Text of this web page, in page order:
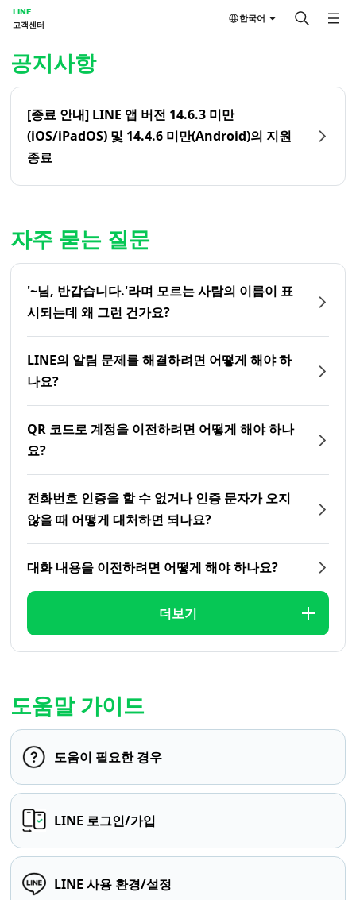
LINE
고객센터
한국어
공지사항
[종료 안내] LINE 앱 버전 14.6.3 미만
(iOS/iPadOS) 및 14.4.6 미만(Android)의 지원
종료
자주 묻는 질문
'~님, 반갑습니다.'라며 모르는 사람의 이름이 표
시되는데 왜 그런 건가요?
LINE의 알림 문제를 해결하려면 어떻게 해야 하
나요?
QR 코드로 계정을 이전하려면 어떻게 해야 하나
요?
전화번호 인증을 할 수 없거나 인증 문자가 오지
않을 때 어떻게 대처하면 되나요?
대화 내용을 이전하려면 어떻게 해야 하나요?
더보기
도움말 가이드
도움이 필요한 경우
LINE 로그인/가입
LINE 사용 환경/설정